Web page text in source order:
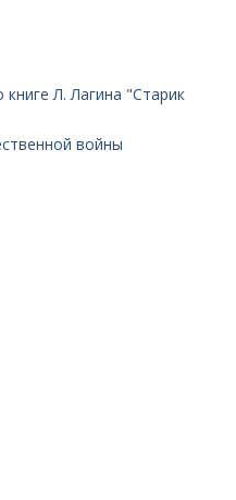
Л. Лагина "Старик
войны